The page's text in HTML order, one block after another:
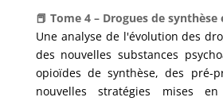
📕 Tome 4 – Drogues de
Une analyse de l'évolution des
des nouvelles substances
opioïdes de synthèse, des pré-
nouvelles stratégies mises